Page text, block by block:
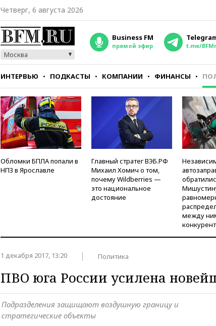
Четверг, 6 августа 2026
Москва
Business FM
прямой эфир t.me/
ИНТЕРВЬЮ ПОДКАСТЫ КОМПАНИИ ФИНАНСЫ
СТИЛЬ ТЕСТЫ
Обломки БПЛА попали в
НПЗ в Ярославле
Главный стратег ВЭБ.РФ
Михаил Хомич о том,
почему Wildberries —
это национальное
достояние
между
1 декабря 2017, 13:20 Политика
ПВО юга России усилена
Подразделения защищают воздушную границу и
стратегические объекты